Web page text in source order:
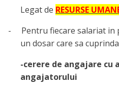
Legat de RESURSE
-
Pentru fiecare salariat in
un dosar care sa
-cerere de angajare cu
angajatorului